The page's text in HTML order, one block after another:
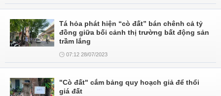
Tá hỏa phát hiện “cò đất” bán chênh cả tỷ
đồng giữa bối cảnh thị trường bất động sản
trầm lắng
07:12 28/07/2023
"Cò đất" cắm bảng quy hoạch giả để thổi
giá đất